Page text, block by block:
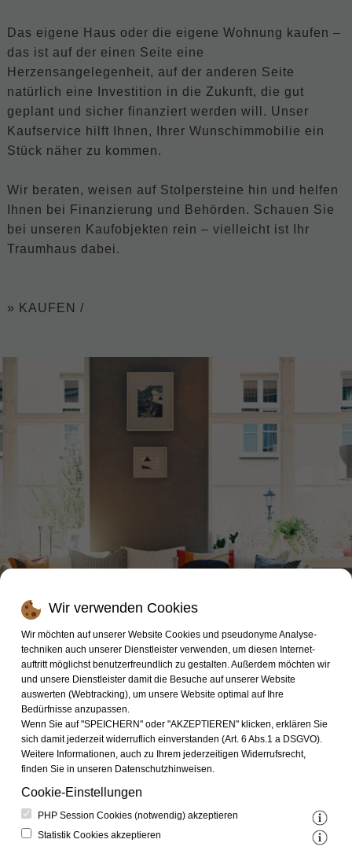
Das eigene Haus oder die eigene Wohnung kaufen –
das ist auf der einen Seite eine
Herzensangelegenheit, auf der anderen Seite
natürlich eine Investition in die Zukunft, die gut
geplant und sicher finanziert werden will. Unser
Kaufservice hilft Ihnen, Ihrer Wunschimmobilie ein
Stück näher zu kommen.
Wir beraten, weisen auf Stolpersteine hin und helfen
Ihnen bei Finanzierung und Behörden. Schauen Sie
bei unseren Kaufobjekten rein – vielleicht ist Ihr
Traumhaus dabei.
» KAUFEN /
Immobilien mieten
Mieten heißt nicht, dass man zweiter Klasse wohnt.
Wir verwenden Cookies
Wir möchten auf unserer Website Cookies und pseudonyme Analyse­
techniken auch unserer Dienst­leister verwenden, um diesen Internet­
auftritt möglichst benutzer­freundlich zu gestalten. Außerdem möchten wir
und unsere Dienstleister damit die Besuche auf unserer Website
auswerten (Webtracking), um unsere Website optimal auf Ihre
Bedürfnisse anzupassen.
Wenn Sie auf "SPEICHERN" oder "AKZEPTIEREN" klicken, erklären Sie
sich damit jederzeit widerruflich ein­ver­standen (Art. 6 Abs.1 a DSGVO).
Weitere Informationen, auch zu Ihrem jederzeitigen Wider­rufs­recht,
finden Sie in unseren Datenschutz­hinweisen.
Cookie-Einstellungen
PHP Session Cookies (notwendig) akzeptieren
Statistik Cookies akzeptieren